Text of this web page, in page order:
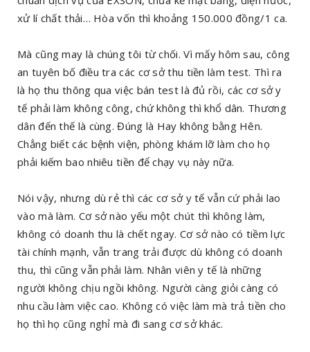
xử lí chất thải… Hòa vốn thì khoảng 150.000 đồng/1 ca.
Mà cũng may là chúng tôi từ chối. Vì mấy hôm sau, công
an tuyên bố điều tra các cơ sở thu tiền làm test. Thì ra
là họ thu thông qua việc bán test là đủ rồi, các cơ sở y
tế phải làm không công, chứ không thì khổ dân. Thương
dân đến thế là cùng. Đúng là Hay không bằng Hên.
Chẳng biết các bệnh viện, phòng khám lỡ làm cho họ
phải kiếm bao nhiêu tiền để chạy vụ này nữa.
Nói vậy, nhưng dù rẻ thì các cơ sở y tế vẫn cứ phải lao
vào mà làm. Cơ sở nào yếu một chút thì không làm,
không có doanh thu là chết ngay. Cơ sở nào có tiềm lực
tài chính mạnh, vẫn trang trải được dù không có doanh
thu, thì cũng vẫn phải làm. Nhân viên y tế là những
người không chịu ngồi không. Người càng giỏi càng có
nhu cầu làm việc cao. Không có việc làm mà trả tiền cho
họ thì họ cũng nghỉ mà đi sang cơ sở khác.